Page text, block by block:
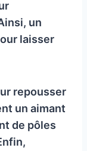
un
laisser
repousser
un aimant
de pôles